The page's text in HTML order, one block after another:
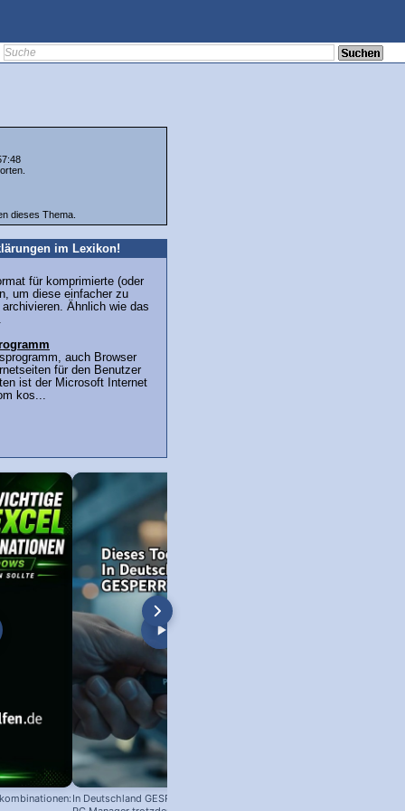
dieses Thema.
im Lexikon!
für komprimierte (oder
um diese einfacher zu
Ähnlich wie das
auch Browser
für den Benutzer
ist der Microsoft Internet
kos...
In Deutschland GESPERRT: Microsoft